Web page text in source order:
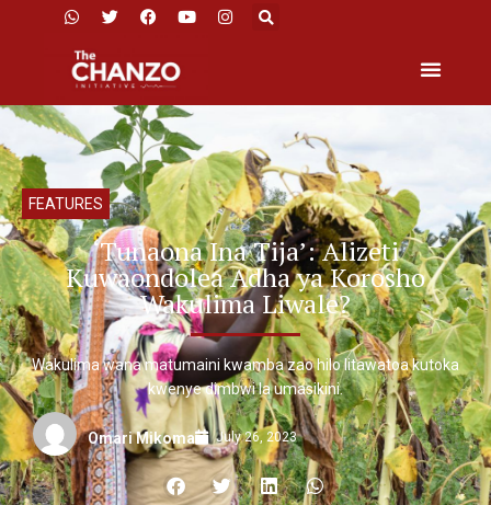
FEATURES
‘Tunaona Ina Tija’: Alizeti
Kuwaondolea Adha ya Korosho
Wakulima Liwale?
Wakulima wana matumaini kwamba zao hilo litawatoa kutoka
kwenye dimbwi la umasikini.
Omari Mikoma July 26, 2023